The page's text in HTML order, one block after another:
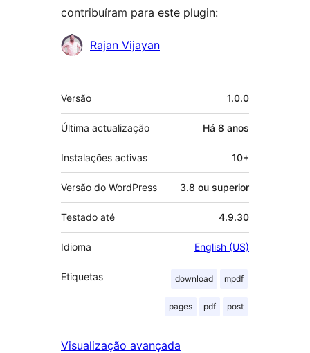
contribuíram para este plugin:
Contribuidores
Rajan Vijayan
Metadados
Versão 1.0.0
Última actualização Há 8 anos
Instalações activas 10+
Versão do WordPress 3.8 ou superior
Testado até 4.9.30
Idioma English (US)
Etiquetas download mpdf
pages pdf post
Visualização avançada